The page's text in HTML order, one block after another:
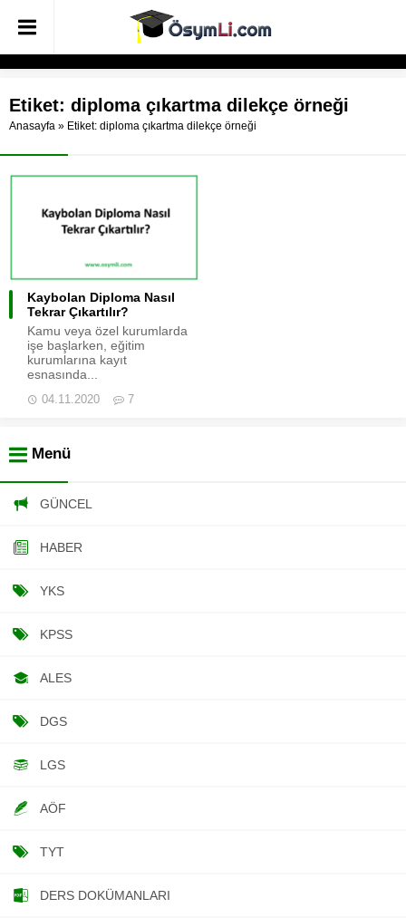
Etiket: diploma çıkartma dilekçe örneği
Anasayfa » Etiket: diploma çıkartma dilekçe örneği
Kaybolan Diploma Nasıl
Tekrar Çıkartılır?
Kamu veya özel kurumlarda
işe başlarken, eğitim
kurumlarına kayıt
esnasında...
04.11.2020 7
Menü
GÜNCEL
HABER
YKS
KPSS
ALES
DGS
LGS
AÖF
TYT
DERS DOKÜMANLARI